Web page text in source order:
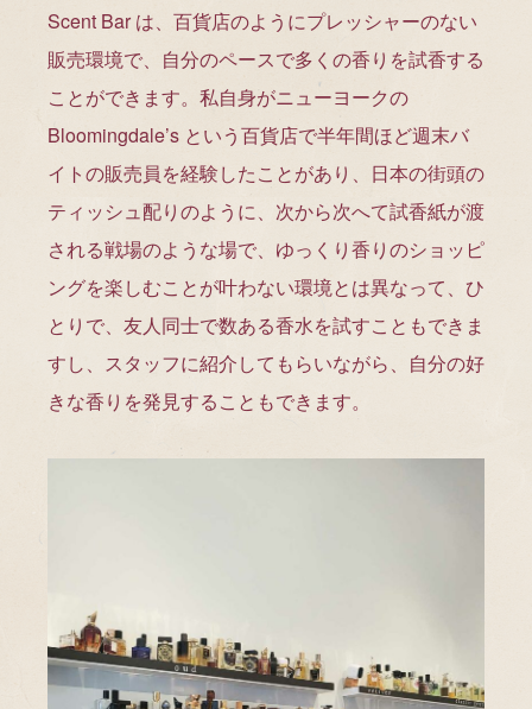
Scent Bar は、百貨店のようにプレッシャーのない
販売環境で、自分のペースで多くの香りを試香する
ことができます。私自身がニューヨークの
Bloomingdale’s という百貨店で半年間ほど週末バ
イトの販売員を経験したことがあり、日本の街頭の
ティッシュ配りのように、次から次へて試香紙が渡
される戦場のような場で、ゆっくり香りのショッピ
ングを楽しむことが叶わない環境とは異なって、ひ
とりで、友人同士で数ある香水を試すこともできま
すし、スタッフに紹介してもらいながら、自分の好
きな香りを発見することもできます。